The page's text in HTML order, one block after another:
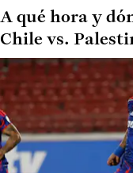
A qué hora y
Chile vs.